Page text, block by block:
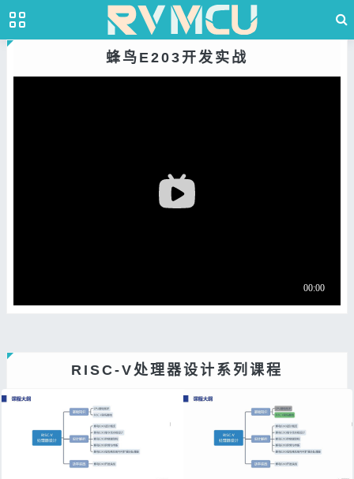
蜂鸟E203开发实战
RISC-V处理器设计系列课程